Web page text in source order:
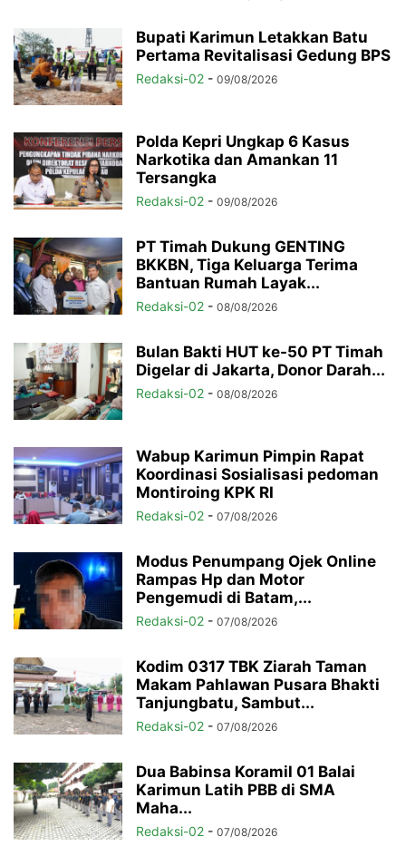
Bupati Karimun Letakkan Batu
Pertama Revitalisasi Gedung BPS
Redaksi-02 - 09/08/2026
Polda Kepri Ungkap 6 Kasus
Narkotika dan Amankan 11
Tersangka
Redaksi-02 - 09/08/2026
PT Timah Dukung GENTING
BKKBN, Tiga Keluarga Terima
Bantuan Rumah Layak...
Redaksi-02 - 08/08/2026
Bulan Bakti HUT ke-50 PT Timah
Digelar di Jakarta, Donor Darah...
Redaksi-02 - 08/08/2026
Wabup Karimun Pimpin Rapat
Koordinasi Sosialisasi pedoman
Montiroing KPK RI
Redaksi-02 - 07/08/2026
Modus Penumpang Ojek Online
Rampas Hp dan Motor
Pengemudi di Batam,...
Redaksi-02 - 07/08/2026
Kodim 0317 TBK Ziarah Taman
Makam Pahlawan Pusara Bhakti
Tanjungbatu, Sambut...
Redaksi-02 - 07/08/2026
Dua Babinsa Koramil 01 Balai
Karimun Latih PBB di SMA
Maha...
Redaksi-02 - 07/08/2026